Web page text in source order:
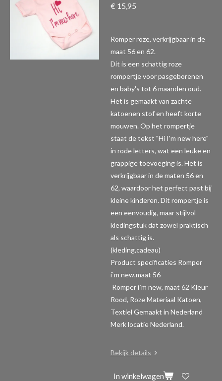
€ 15,95
Romper roze, verkrijgbaar in de
maat 56 en 62.
Dit is een schattig roze
rompertje voor pasgeborenen
en baby's tot 6 maanden oud.
Het is gemaakt van zachte
katoenen stof en heeft korte
mouwen. Op het rompertje
staat de tekst "Hi I'm new here"
in rode letters, wat een leuke en
grappige toevoeging is. Het is
verkrijgbaar in de maten 56 en
62, waardoor het perfect past bij
kleine kinderen. Dit rompertje is
een eenvoudig, maar stijlvol
kledingstuk dat zowel praktisch
als schattig is.
(kleding,cadeau)
Product specificaties Romper
i`m new,maat 56
Romper i`m new, maat 62 Kleur
Rood, Roze Materiaal Katoen,
Textiel Gemaakt in Nederland
Merk locatie Nederland.
Bekijk details
In winkelwagen